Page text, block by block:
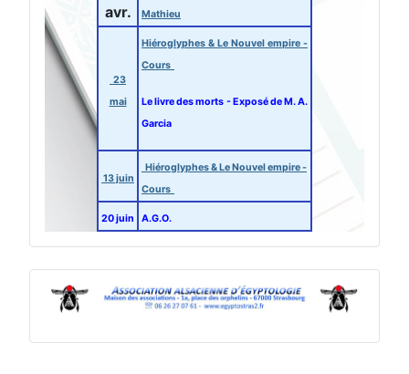
avr.
Mathieu
23
mai
Hiéroglyphes & Le Nouvel empire -
Cours
Le livre des morts - Exposé de M. A.
Garcia
13 juin
Hiéroglyphes & Le Nouvel empire -
Cours
20 juin A.G.O.